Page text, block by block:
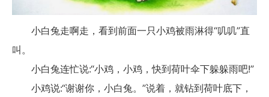
小白兔走啊走，看到前面一只小鸡被雨淋得“叽叽”直
叫。
小白兔连忙说:“小鸡，小鸡，快到荷叶伞下躲躲雨吧!”
小鸡说:“谢谢你，小白兔。”说着，就钻到荷叶底下，